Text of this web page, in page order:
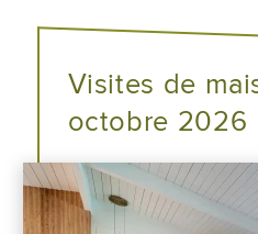
Visites de
octobre 2026